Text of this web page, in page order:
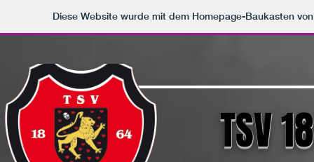
Diese Website wurde mit dem Homepage-Baukasten
TSV